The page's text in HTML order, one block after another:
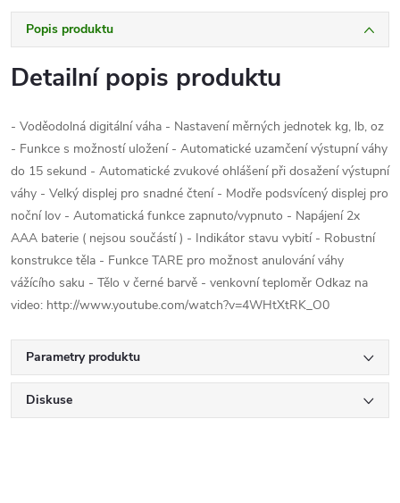
Popis produktu
Detailní popis produktu
- Voděodolná digitální váha - Nastavení měrných jednotek kg, lb, oz
- Funkce s možností uložení - Automatické uzamčení výstupní váhy
do 15 sekund - Automatické zvukové ohlášení při dosažení výstupní
váhy - Velký displej pro snadné čtení - Modře podsvícený displej pro
noční lov - Automatická funkce zapnuto/vypnuto - Napájení 2x
AAA baterie ( nejsou součástí ) - Indikátor stavu vybití - Robustní
konstrukce těla - Funkce TARE pro možnost anulování váhy
vážícího saku - Tělo v černé barvě - venkovní teploměr Odkaz na
video: http://www.youtube.com/watch?v=4WHtXtRK_O0
Parametry produktu
Diskuse